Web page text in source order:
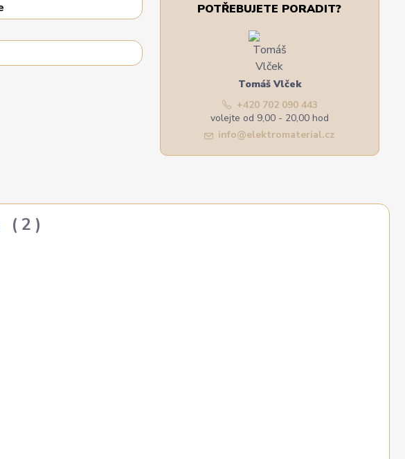
POTŘEBUJETE PORADIT?
Tomáš Vlček
+420 702 090 443
volejte od 9,00 - 20,00 hod
info@elektromaterial.cz
2